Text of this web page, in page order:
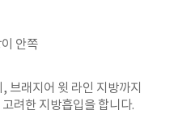
안쪽
브래지어 윗 라인 지방까지
려한 지방흡입을 합니다.